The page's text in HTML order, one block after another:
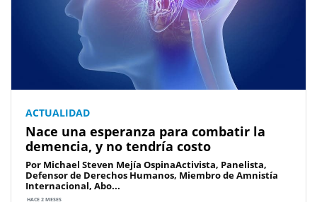
ACTUALIDAD
Nace una esperanza para combatir la
demencia, y no tendría costo
Por Michael Steven Mejía OspinaActivista, Panelista,
Defensor de Derechos Humanos, Miembro de Amnistía
Internacional, Abo...
HACE 2 MESES